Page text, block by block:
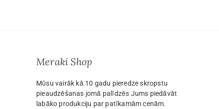
Meraki Shop
Mūsu vairāk kā 10 gadu pieredze skropstu
pieaudzēšanas jomā palīdzēs Jums piedāvāt
labāko produkciju par patīkamām cenām.